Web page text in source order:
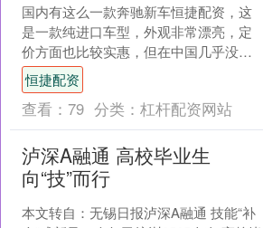
国内有这么一款奔驰新车恒捷配资，这
是一款纯进口车型，外观非常漂亮，定
价方面也比较实惠，但在中国几乎没有
太多的影响力，销量也较为一般，就是
进口奔驰CLA。 进口奔....
恒捷配资
查看： 79 分类： 杠杆配资网站
泸深A融通 高校毕业生
向“技”而行
本文转自：无锡日报泸深A融通 技能“补